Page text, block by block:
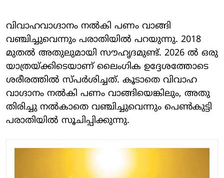
വിവാഹവാഗ്ദാനം നല്‍കി പണം വാങ്ങി
വഞ്ചിച്ചുവെന്നും പരാതിയില്‍ പറയുന്നു. 2018
മുതല്‍ അതുലുമായി സൗഹൃദമുണ്ട്. 2026 ല്‍ ഒരു
യാത്രയ്ക്കിടെയാണ് ലൈംഗിക ഉദ്ദേശത്തോടെ
ശരീരത്തില്‍ സ്പര്‍ശിച്ചത്. കൂടാതെ വിവാഹ
വാഗ്ദാനം നല്‍കി പണം വാങ്ങിയെങ്കിലും, അതു
തിരിച്ചു നല്‍കാതെ വഞ്ചിച്ചുവെന്നും പെണ്‍കുട്ടി
പരാതിയില്‍ സൂചിപ്പിക്കുന്നു.